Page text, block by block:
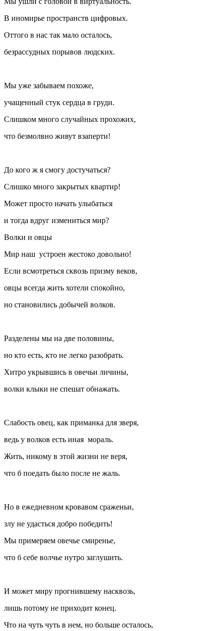
В иномирье пространств цифровых.
Оттого в нас так мало осталось,
безрассудных порывов людских.
Мы уже забываем похоже,
учащенный стук сердца в груди.
Слишком много случайных прохожих,
что безмолвно живут взаперти!
До кого ж я смогу достучаться?
Слишко много закрытых квартир!
Может просто начать улыбаться
и тогда вдруг измениться мир?
Волки и овцы
Мир наш устроен жестоко довольно!
Если всмотреться сквозь призму веков,
овцы всегда жить хотели спокойно,
но становились добычей волков.
Разделены мы на две половины,
но кто есть, кто не легко разобрать.
Хитро укрывшись в овечьи личины,
волки клыки не спешат обнажать.
Слабость овец, как приманка для зверя,
ведь у волков есть иная мораль.
Жить, никому в этой жизни не веря,
что б поедать было после не жаль.
Но в ежедневном кровавом сраженьи,
злу не удасться добро победить!
Мы примеряем овечье смиренье,
что б себе волчье нутро заглушить.
И может миру прогнившему насквозь,
лишь потому не приходит конец.
Что на чуть чуть в нем, но больше осталось,